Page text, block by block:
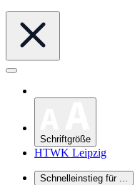
Schriftgröße
HTWK Leipzig
Schnelleinstieg für ...